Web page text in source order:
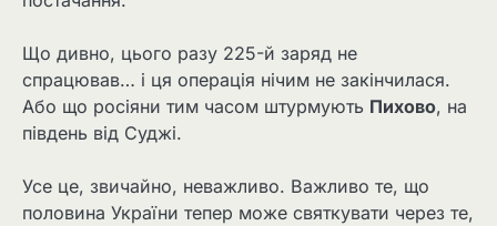
Що дивно, цього разу 225-й заряд не
спрацював… і ця операція нічим не закінчилася.
Або що росіяни тим часом штурмують Пихово, на
південь від Суджі.
Усе це, звичайно, неважливо. Важливо те, що
половина України тепер може святкувати через те,